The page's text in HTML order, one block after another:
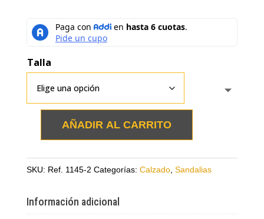
Talla
Sandalias
en
con
plataforma
AÑADIR AL CARRITO
SKU: Ref. 1145-2 Categorías: Calzado, Sandalias
Información adicional